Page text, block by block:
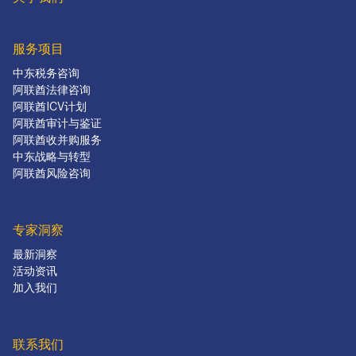
服务项目
中东税务咨询
阿联酋法律咨询
阿联酋ICV计划
阿联酋审计与鉴证
阿联酋收并购服务
中东战略与转型
阿联酋风险咨询
专家洞察
最新洞察
活动资讯
加入我们
联系我们